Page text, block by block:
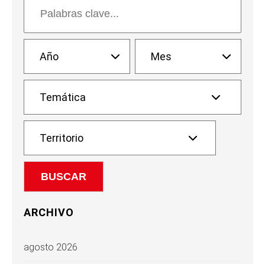
ARCHIVO
agosto 2026